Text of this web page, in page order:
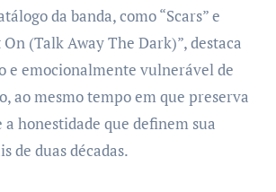
da banda, como “Scars” e
(Talk Away The Dark)”, destaca
e emocionalmente vulnerável de
ao mesmo tempo em que preserva
a honestidade que definem sua
de duas décadas.